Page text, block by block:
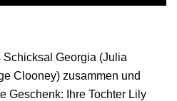
Georgia (Julia
Clooney) zusammen und
Geschenk: Ihre Tochter Lily